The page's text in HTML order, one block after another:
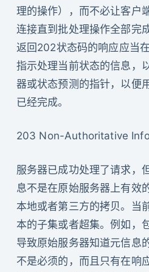
理的操作），而不必让客户
连接直到批处理操作全部完
返回202状态码的响应应当
指示处理当前状态的信息，
器或状态预测的指针，以便
已经完成。
203 Non-Authoritative
服务器已成功处理了请求，
息不是在原始服务器上有效
本地或者第三方的拷贝。当
本的子集或者超集。例如，
导致原始服务器知道元信息
不是必须的，而且只有在响